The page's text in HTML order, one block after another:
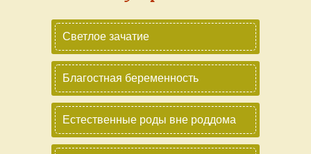
Светлое зачатие
Благостная беременность
Естественные роды вне роддома